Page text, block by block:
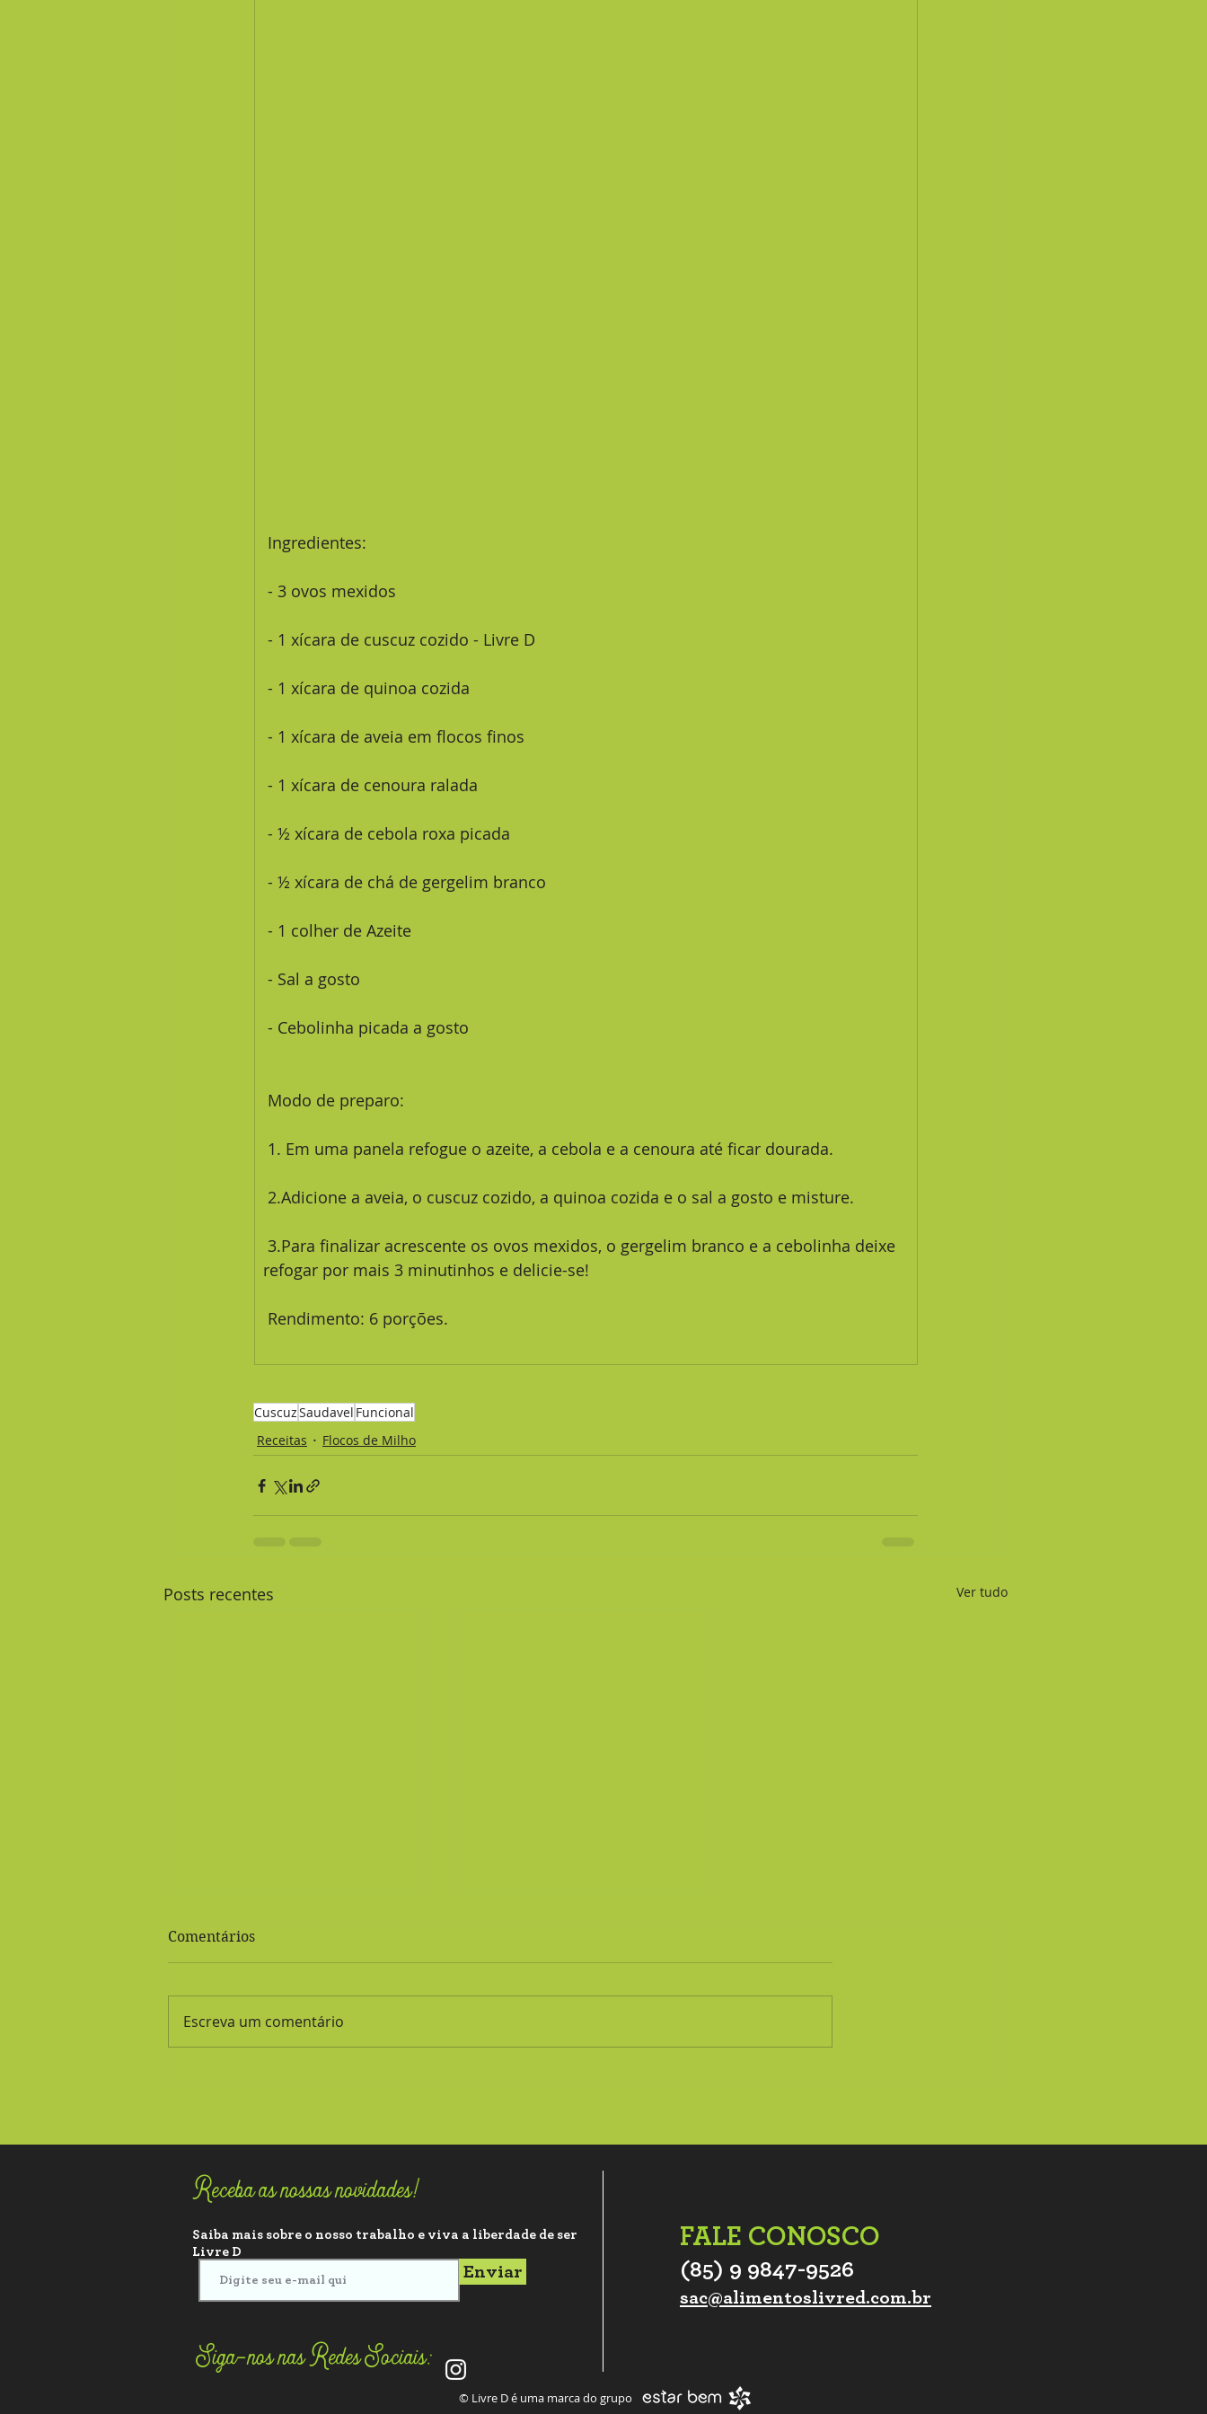
Ingredientes:
- 3 ovos mexidos
- 1 xícara de cuscuz cozido - Livre D
- 1 xícara de quinoa cozida
- 1 xícara de aveia em flocos finos
- 1 xícara de cenoura ralada
- ½ xícara de cebola roxa picada
- ½ xícara de chá de gergelim branco
- 1 colher de Azeite
- Sal a gosto
- Cebolinha picada a gosto
Modo de preparo:
1. Em uma panela refogue o azeite, a cebola e a cenoura até ficar dourada.
2.Adicione a aveia, o cuscuz cozido, a quinoa cozida e o sal a gosto e misture.
refogar por mais 3 minutinhos e delicie-se!
Rendimento: 6 porções.
CuscuzSaudavel Funcional
Receitas
Flocos de Milho
Posts recentes Ver tudo
Comentários
Escreva um comentário
Enviar
Receba as nossas novidades!
Saiba mais sobre o nosso trabalho e viva a liberdade de ser
Livre D
Siga-nos nas Redes Sociais:
FALE CONOSCO
(85) 9 9847-9526
sac@alimentoslivred.com.br
© Livre D é uma marca do grupo